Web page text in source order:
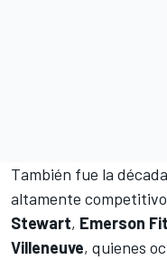
También fue la
altamente
Stewart, Emerson
Villeneuve, quienes